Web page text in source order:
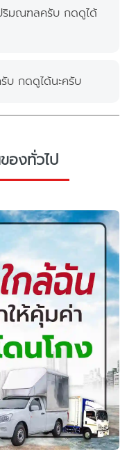
ริมณฑลครับ กดดูได้
บ กดดูได้นะครับ
องทั่วไป